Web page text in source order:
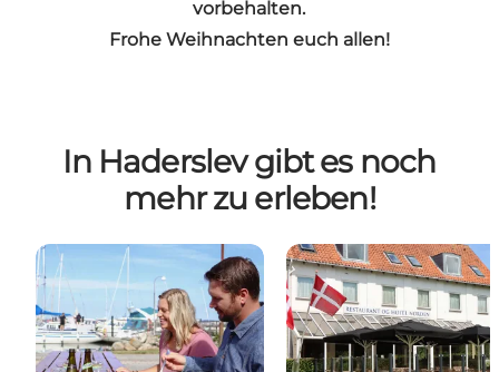
vorbehalten.
Frohe Weihnachten euch allen!
In Haderslev gibt es noch
mehr zu erleben!